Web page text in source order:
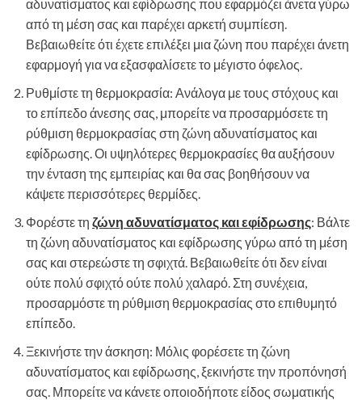
αδυνατίσματος και εφίδρωσης που εφαρμόζει άνετα γύρω
από τη μέση σας και παρέχει αρκετή συμπίεση.
Βεβαιωθείτε ότι έχετε επιλέξει μια ζώνη που παρέχει άνετη
εφαρμογή για να εξασφαλίσετε το μέγιστο όφελος.
Ρυθμίστε τη θερμοκρασία: Ανάλογα με τους στόχους και
το επίπεδο άνεσης σας, μπορείτε να προσαρμόσετε τη
ρύθμιση θερμοκρασίας στη ζώνη αδυνατίσματος και
εφίδρωσης. Οι υψηλότερες θερμοκρασίες θα αυξήσουν
την ένταση της εμπειρίας και θα σας βοηθήσουν να
κάψετε περισσότερες θερμίδες.
Φορέστε τη ζώνη αδυνατίσματος και εφίδρωσης: Βάλτε
τη ζώνη αδυνατίσματος και εφίδρωσης γύρω από τη μέση
σας και στερεώστε τη σφιχτά. Βεβαιωθείτε ότι δεν είναι
ούτε πολύ σφιχτό ούτε πολύ χαλαρό. Στη συνέχεια,
προσαρμόστε τη ρύθμιση θερμοκρασίας στο επιθυμητό
επίπεδο.
Ξεκινήστε την άσκηση: Μόλις φορέσετε τη ζώνη
αδυνατίσματος και εφίδρωσης, ξεκινήστε την προπόνησή
σας. Μπορείτε να κάνετε οποιοδήποτε είδος σωματικής